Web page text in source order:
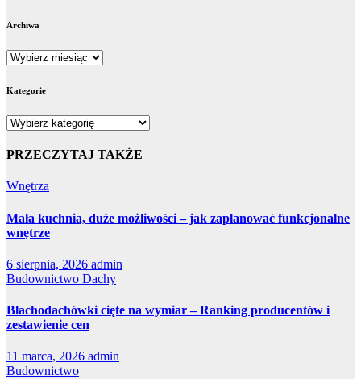
Archiwa
Archiwa
Kategorie
Kategorie
PRZECZYTAJ TAKŻE
Wnętrza
Mała kuchnia, duże możliwości – jak zaplanować funkcjonalne
wnętrze
6 sierpnia, 2026 admin
Budownictwo Dachy
Blachodachówki cięte na wymiar – Ranking producentów i
zestawienie cen
11 marca, 2026 admin
Budownictwo